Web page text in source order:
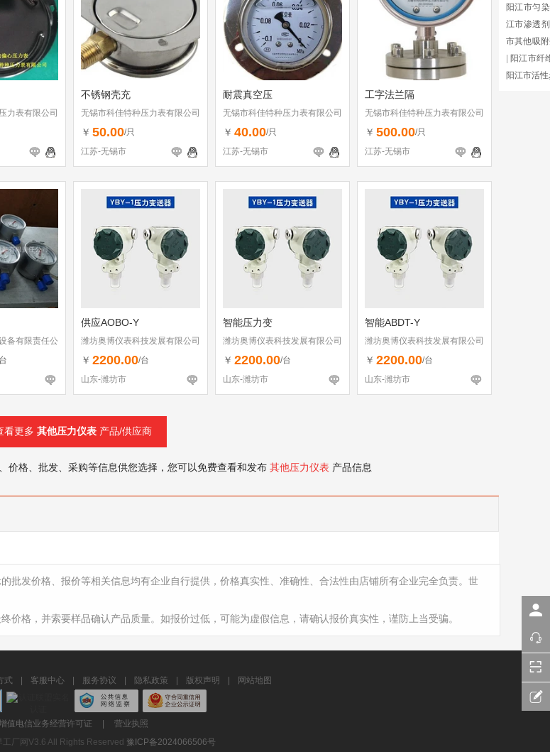
力表有限公司
不锈钢壳充
无锡市科佳特种压力表有限公司
￥ 50.00/只
江苏-无锡市
耐震真空压
无锡市科佳特种压力表有限公司
￥ 40.00/只
江苏-无锡市
工字法兰隔
无锡市科佳特种压力表有限公司
￥ 500.00/只
江苏-无锡市
备有限责任公
供应AOBO-Y
潍坊奥博仪表科技发展有限公司
￥ 2200.00/台
山东-潍坊市
智能压力变
潍坊奥博仪表科技发展有限公司
￥ 2200.00/台
山东-潍坊市
智能ABDT-Y
潍坊奥博仪表科技发展有限公司
￥ 2200.00/台
山东-潍坊市
看更多 其他压力仪表 产品/供应商
价格、批发、采购等信息供您选择，您可以免费查看和发布 其他压力仪表 产品信息
阳江市匀
江市渗透剂
市其他吸
阳江市纤
阳江市活
批发价格、报价等相关信息均有企业自行提供，价格真实性、准确性、合法性由店铺所有企业完全负责。世
价格，并索要样品确认产品质量。如报价过低，可能为虚假信息，请确认报价真实性，谨防上当受骗。
式 客服中心 服务协议 隐私政策 版权声明 网站地图
值电信业务经营许可证
营业执照
厂网V3.6 All Rights Reserved 豫ICP备2024066506号